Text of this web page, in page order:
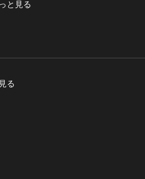
と見る
る